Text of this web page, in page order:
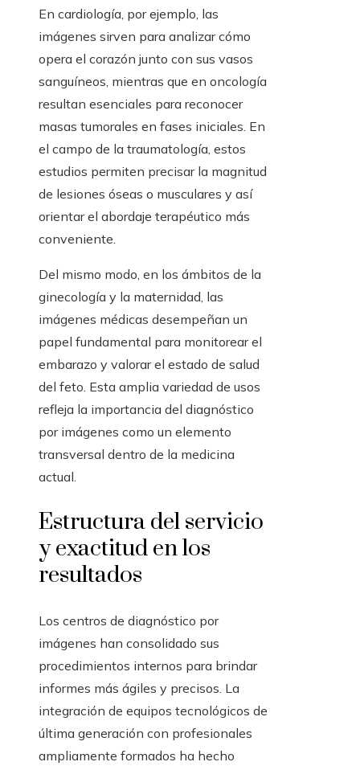
En cardiología, por ejemplo, las
imágenes sirven para analizar cómo
opera el corazón junto con sus vasos
sanguíneos, mientras que en oncología
resultan esenciales para reconocer
masas tumorales en fases iniciales. En
el campo de la traumatología, estos
estudios permiten precisar la magnitud
de lesiones óseas o musculares y así
orientar el abordaje terapéutico más
conveniente.
Del mismo modo, en los ámbitos de la
ginecología y la maternidad, las
imágenes médicas desempeñan un
papel fundamental para monitorear el
embarazo y valorar el estado de salud
del feto. Esta amplia variedad de usos
refleja la importancia del diagnóstico
por imágenes como un elemento
transversal dentro de la medicina
actual.
Estructura del servicio
y exactitud en los
resultados
Los centros de diagnóstico por
imágenes han consolidado sus
procedimientos internos para brindar
informes más ágiles y precisos. La
integración de equipos tecnológicos de
última generación con profesionales
ampliamente formados ha hecho